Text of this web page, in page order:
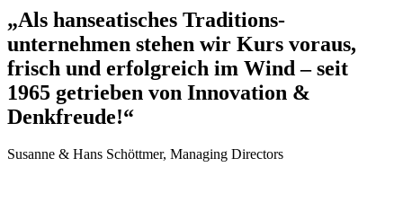
„Als hanseatisches Traditions­
unternehmen stehen wir Kurs voraus,
frisch und erfolgreich im Wind – seit
1965 getrieben von Innovation &
Denkfreude!“
Susanne & Hans Schöttmer, Managing Directors